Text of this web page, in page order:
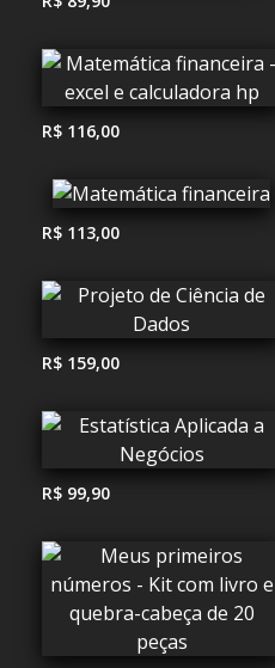
R$ 116,00
R$ 113,00
R$ 159,00
R$ 99,90